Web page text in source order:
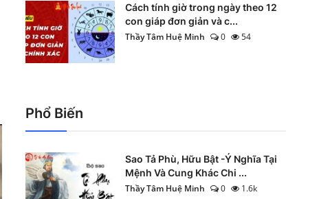
Cách tính giờ trong ngày theo 12
con giáp đơn giản và c...
Thầy Tâm Huệ Minh
0 54
Phổ Biến
Sao Tả Phù, Hữu Bật -Ý Nghĩa Tại
Mệnh Và Cung Khác Chi ...
Thầy Tâm Huệ Minh
0 1.6k